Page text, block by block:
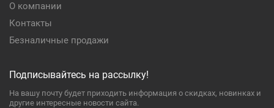
О компании
Контакты
Безналичные продажи
Подписывайтесь на рассылку!
На вашу почту будет приходить информация о скидках, новинках и
другие интересные новости сайта.